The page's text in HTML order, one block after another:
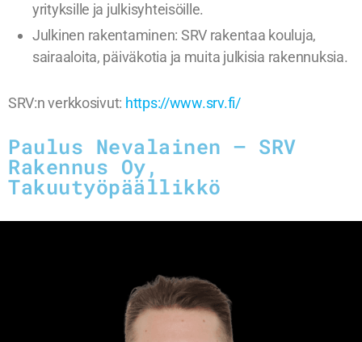
yrityksille ja julkisyhteisöille.
Julkinen rakentaminen: SRV rakentaa kouluja,
sairaaloita, päiväkotia ja muita julkisia rakennuksia.
SRV:n verkkosivut: https://www.srv.fi/
Paulus Nevalainen – SRV
Rakennus Oy,
Takuutyöpäällikkö